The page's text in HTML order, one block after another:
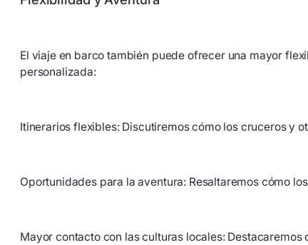
El viaje en barco también puede ofrecer una mayor
personalizada:
Itinerarios flexibles: Discutiremos cómo los cruceros y
Oportunidades para la aventura: Resaltaremos cómo
Mayor contacto con las culturas locales: